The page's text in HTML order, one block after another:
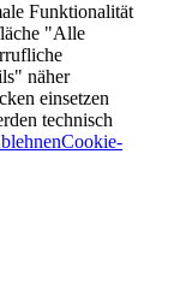
Funktionalität
"Alle
näher
einsetzen
technisch
Cookie-